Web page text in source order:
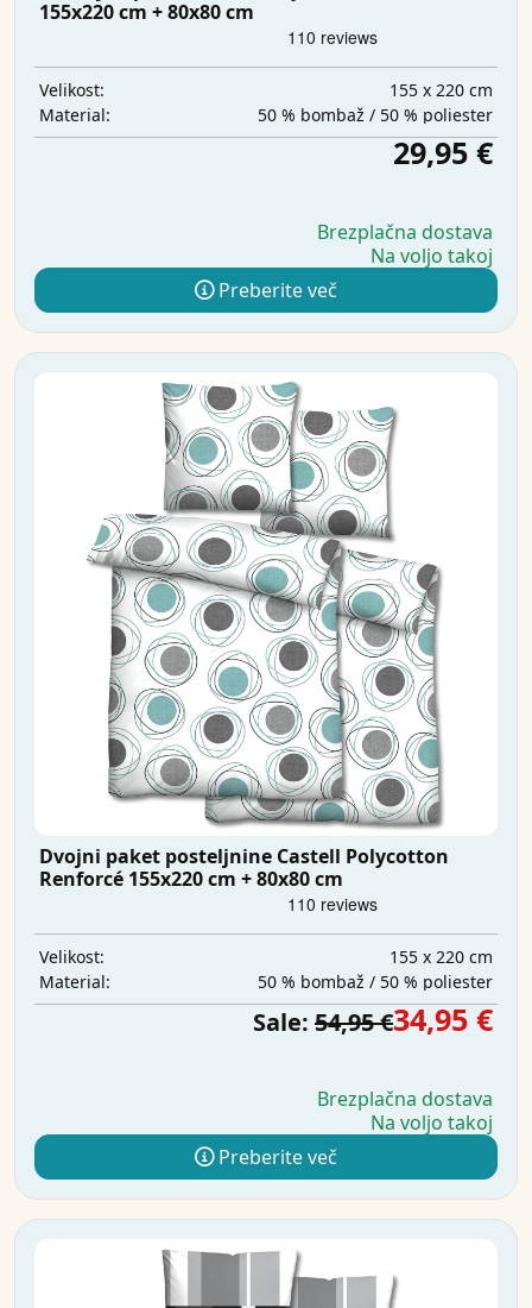
155x220 cm + 80x80 cm
Velikost:
155 x 220 cm
Material:
50 % bombaž / 50 % poliester
29,95 €
Brezplačna dostava
Na voljo takoj
Preberite več
Dvojni paket posteljnine Castell Polycotton
Renforcé 155x220 cm + 80x80 cm
Velikost:
155 x 220 cm
Material:
50 % bombaž / 50 % poliester
Sale: 54,95 €34,95 €
Brezplačna dostava
Na voljo takoj
Preberite več